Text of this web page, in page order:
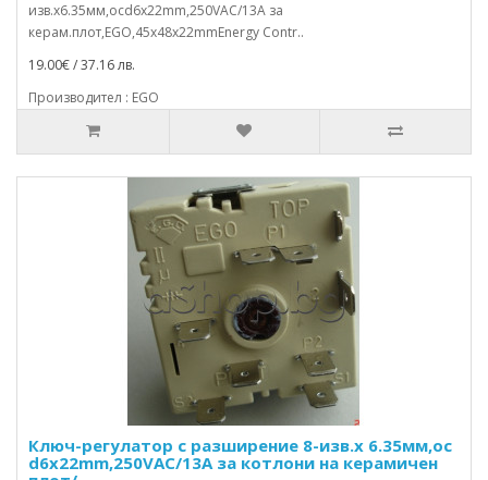
изв.x6.35мм,осd6x22mm,250VAC/13A за
керам.плот,EGO,45x48x22mmEnergy Contr..
19.00€ / 37.16 лв.
Производител : EGO
Ключ-регулатор с разширение 8-изв.x 6.35мм,ос
d6x22mm,250VAC/13A за котлони на керамичен